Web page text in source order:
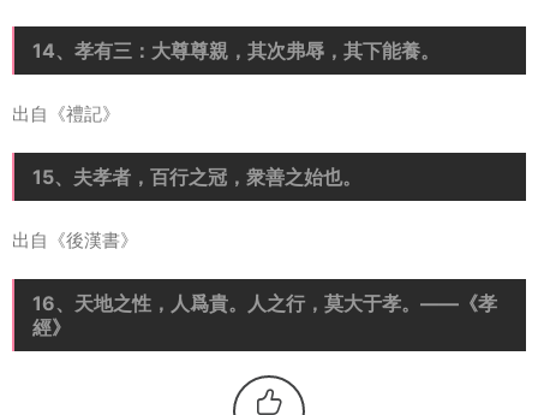
14、孝有三：大尊尊親，其次弗辱，其下能養。
出自《禮記》
15、夫孝者，百行之冠，衆善之始也。
出自《後漢書》
16、天地之性，人爲貴。人之行，莫大于孝。——《孝
經》